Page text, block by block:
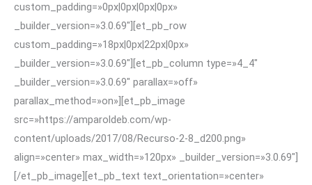
custom_padding=»0px|0px|0px|0px»
_builder_version=»3.0.69″][et_pb_row
custom_padding=»18px|0px|22px|0px»
_builder_version=»3.0.69″][et_pb_column type=»4_4″
_builder_version=»3.0.69″ parallax=»off»
parallax_method=»on»][et_pb_image
src=»https://amparoldeb.com/wp-
content/uploads/2017/08/Recurso-2-8_d200.png»
align=»center» max_width=»120px» _builder_version=»3.0.69″]
[/et_pb_image][et_pb_text text_orientation=»center»